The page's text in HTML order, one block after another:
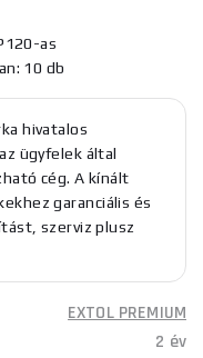
as
10 db
hivatalos
ügyfelek által
cég. A kínált
garanciális és
szerviz plusz
EXTOL PREMIUM
2 év